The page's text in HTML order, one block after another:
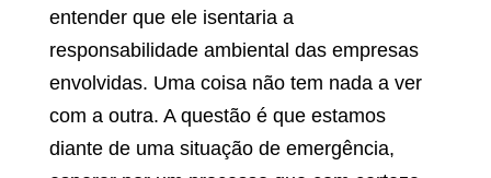
entender que ele isentaria a
responsabilidade ambiental das empresas
envolvidas. Uma coisa não tem nada a ver
com a outra. A questão é que estamos
diante de uma situação de emergência,